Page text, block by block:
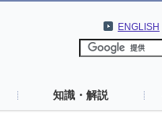
ENGLISH
知識・解説